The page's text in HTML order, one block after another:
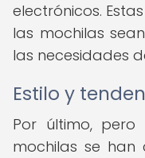
electrónicos.
las mochilas
las necesidades
Estilo y
Por último,
mochilas se han